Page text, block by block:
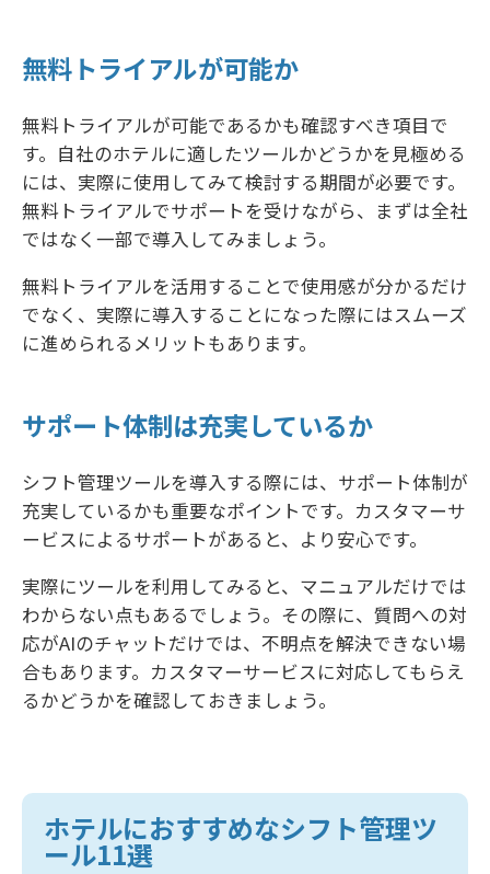
無料トライアルが可能か
無料トライアルが可能であるかも確認すべき項目で
す。自社のホテルに適したツールかどうかを見極める
には、実際に使用してみて検討する期間が必要です。
無料トライアルでサポートを受けながら、まずは全社
ではなく一部で導入してみましょう。
無料トライアルを活用することで使用感が分かるだけ
でなく、実際に導入することになった際にはスムーズ
に進められるメリットもあります。
サポート体制は充実しているか
シフト管理ツールを導入する際には、サポート体制が
充実しているかも重要なポイントです。カスタマーサ
ービスによるサポートがあると、より安心です。
実際にツールを利用してみると、マニュアルだけでは
わからない点もあるでしょう。その際に、質問への対
応がAIのチャットだけでは、不明点を解決できない場
合もあります。カスタマーサービスに対応してもらえ
るかどうかを確認しておきましょう。
ホテルにおすすめなシフト管理ツ
ール11選